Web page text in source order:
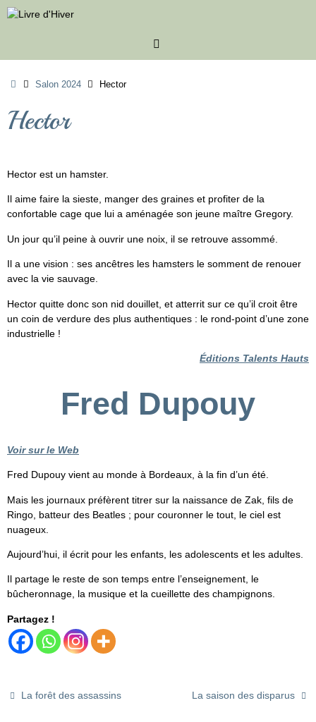
Passer
au
AccueilSalon 2024 Hector
Hector
Hector est un hamster.
Il aime faire la sieste, manger des graines et profiter de la
confortable cage que lui a aménagée son jeune maître Gregory.
Un jour qu’il peine à ouvrir une noix, il se retrouve assommé.
Il a une vision : ses ancêtres les hamsters le somment de renouer
avec la vie sauvage.
Hector quitte donc son nid douillet, et atterrit sur ce qu’il croit être
un coin de verdure des plus authentiques : le rond-point d’une zone
industrielle !
Éditions Talents Hauts
Fred Dupouy
Voir sur le Web
Fred Dupouy vient au monde à Bordeaux, à la fin d’un été.
Mais les journaux préfèrent titrer sur la naissance de Zak, fils de
Ringo, batteur des Beatles ; pour couronner le tout, le ciel est
nuageux.
Aujourd’hui, il écrit pour les enfants, les adolescents et les adultes.
Il partage le reste de son temps entre l’enseignement, le
bûcheronnage, la musique et la cueillette des champignons.
Partagez !
La forêt des assassins La saison des disparus